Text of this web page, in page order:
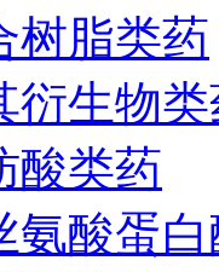
树脂类药
衍生物
酸类药
氨酸蛋